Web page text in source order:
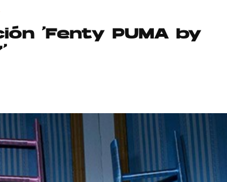
‘Fenty PUMA by